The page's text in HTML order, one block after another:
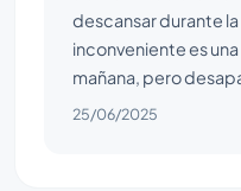
descansar durante
inconveniente es
mañana, pero
25/06/2025